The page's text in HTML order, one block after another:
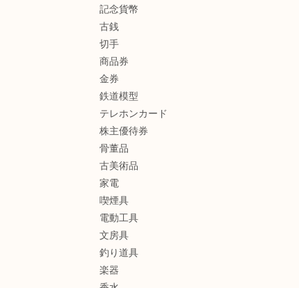
記念貨幣
古銭
切手
商品券
金券
鉄道模型
テレホンカード
株主優待券
骨董品
古美術品
家電
喫煙具
電動工具
文房具
釣り道具
楽器